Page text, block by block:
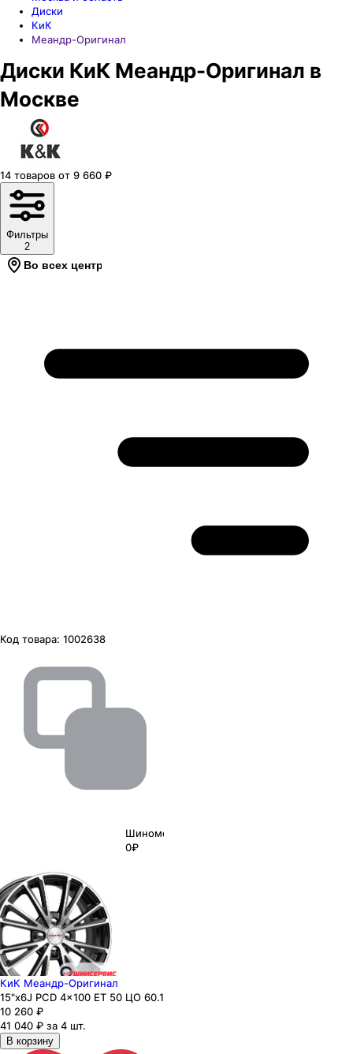
Диски
КиК
Меандр-Оригинал
Диски КиК Меандр-Оригинал в
Москве
14 товаров от 9 660 ₽
Фильтры
2
Во всех центрах
Код товара: 1002638
Шиномонтаж
0₽
КиК Меандр-Оригинал
15"x6J PCD 4x100 ЕТ 50 ЦО 60.1
10 260 ₽
41 040 ₽ за 4 шт.
В корзину